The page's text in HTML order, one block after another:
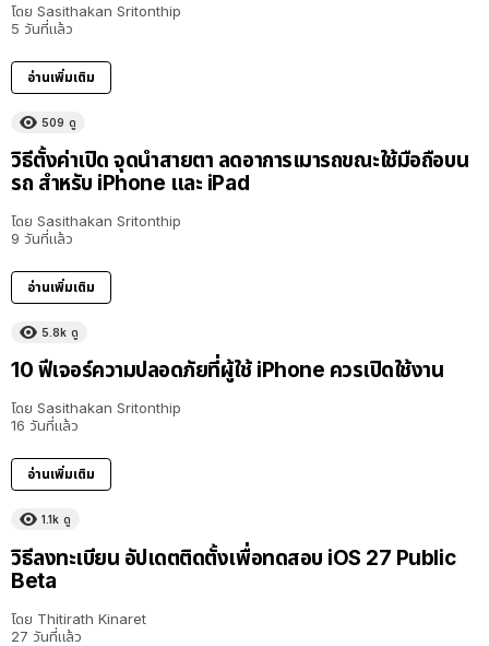
โดย Sasithakan Sritonthip
5 วันที่แล้ว
อ่านเพิ่มเติม
509 ดู
วิธีตั้งค่าเปิด จุดนำสายตา ลดอาการเมารถขณะใช้มือถือบน
รถ สำหรับ iPhone และ iPad
โดย Sasithakan Sritonthip
9 วันที่แล้ว
อ่านเพิ่มเติม
5.8k ดู
10 ฟีเจอร์ความปลอดภัยที่ผู้ใช้ iPhone ควรเปิดใช้งาน
โดย Sasithakan Sritonthip
16 วันที่แล้ว
อ่านเพิ่มเติม
1.1k ดู
วิธีลงทะเบียน อัปเดตติดตั้งเพื่อทดสอบ iOS 27 Public
Beta
โดย Thitirath Kinaret
27 วันที่แล้ว